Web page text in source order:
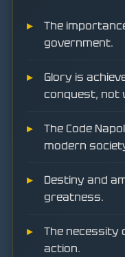
The
government.
Glory is
conquest, not
The Code
modern
Destiny and
greatness.
The necessity
action.